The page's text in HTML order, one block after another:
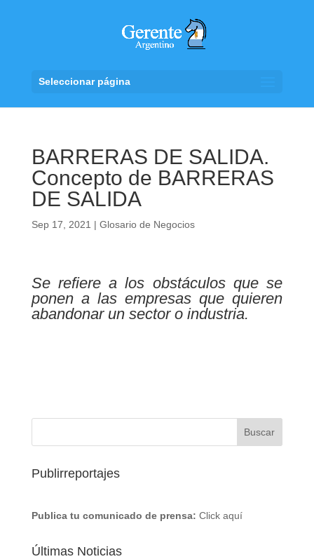
Seleccionar página
BARRERAS DE SALIDA.
Concepto de BARRERAS
DE SALIDA
Sep 17, 2021 | Glosario de Negocios
Se refiere a los obstáculos que se
ponen a las empresas que quieren
abandonar un sector o industria.
Publirreportajes
Publica tu comunicado de prensa: Click aquí
Últimas Noticias